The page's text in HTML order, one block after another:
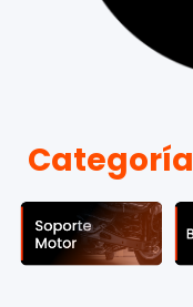
Categoría